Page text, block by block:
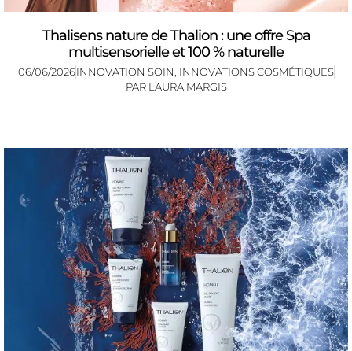
Thalisens nature de Thalion : une offre Spa
multisensorielle et 100 % naturelle
06/06/2026INNOVATION SOIN INNOVATIONS COSMÉTIQUES
PAR LAURA MARGIS